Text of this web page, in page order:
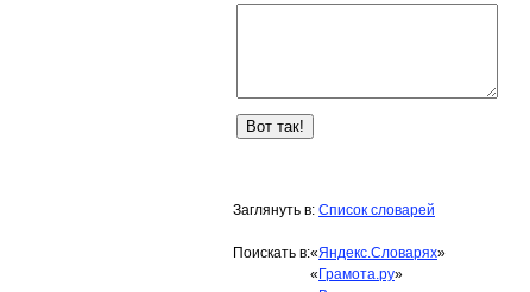
Заглянуть в: Список словарей
Поискать в:«Яндекс.Словарях»
« Грамота.ру»